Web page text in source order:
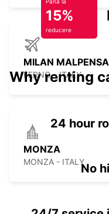
MILAN
FERNO - ITALY
MONZA
MONZA - ITALY
15%
reducere
Why renting
24 hour
No